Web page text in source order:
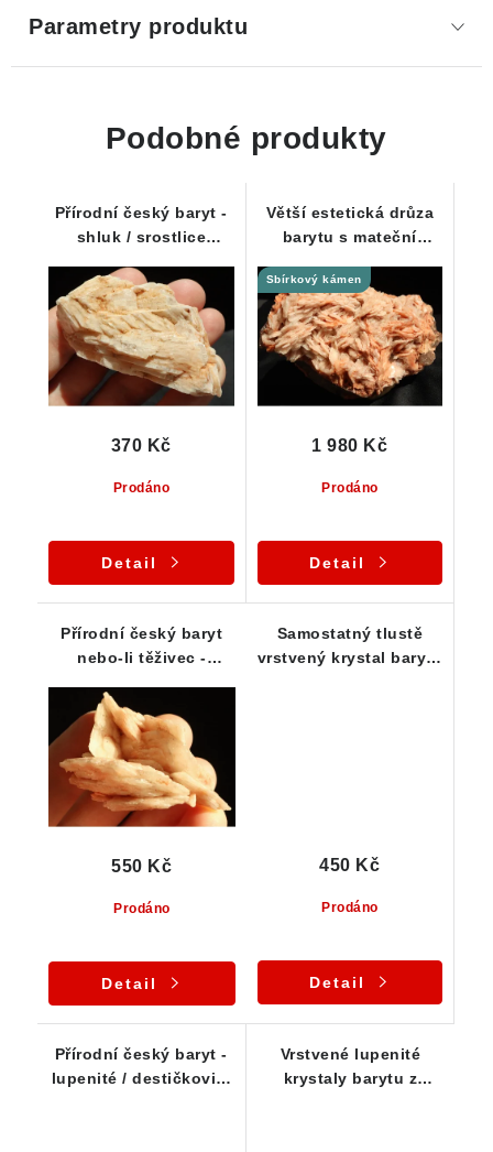
Parametry produktu
Podobné produkty
Přírodní český baryt -
shluk / srostlice
Prodáno
370 Kč
Detail
Větší estetická drůza
barytu s mateční
Sbírkový kámen
Prodáno
1 980 Kč
Detail
Přírodní český baryt
nebo-li těživec -
Prodáno
550 Kč
Detail
Samostatný tlustě
vrstvený krystal barytu
Prodáno
450 Kč
Detail
Přírodní český baryt -
lupenité / destičkovité
Vrstvené lupenité
krystaly barytu z